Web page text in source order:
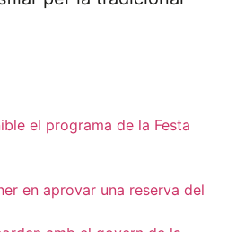
el programa de la Festa
en aprovar una reserva del